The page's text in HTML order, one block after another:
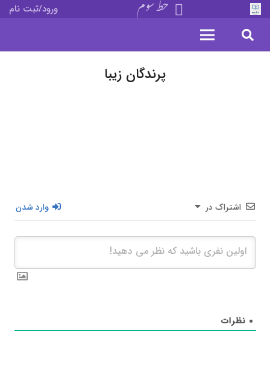
خط سوم ورود/ثبت نام
پرندگان زیبا
اشتراک در وارد شدن
۰ نظرات